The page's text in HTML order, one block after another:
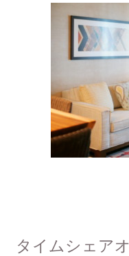
タイムシェア